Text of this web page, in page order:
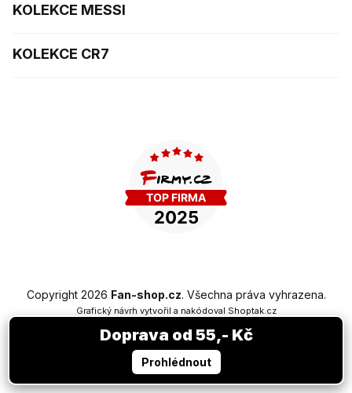
KOLEKCE MESSI
KOLEKCE CR7
Vytvořil Shoptet Premium
Copyright 2026 Fan-shop.cz. Všechna práva vyhrazena.
Grafický návrh vytvořil a nakódoval Shoptak.cz
Doprava od 55,- Kč
Prohlédnout